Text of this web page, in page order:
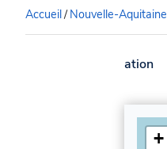
Accueil/ Nouvelle-Aquitaine
Présentation
+